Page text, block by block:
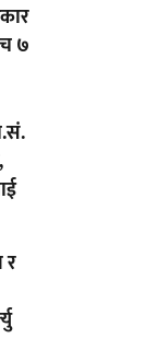
७
र